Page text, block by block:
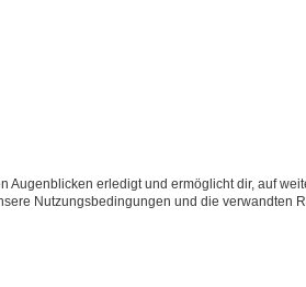
erledigt und ermöglicht dir, auf
Nutzungsbedingungen und die verwandten